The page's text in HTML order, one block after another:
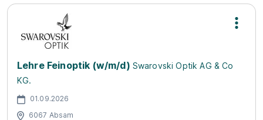
Lehre Feinoptik (w/m/d) Swarovski Optik AG & Co
KG.
01.09.2026
6067 Absam